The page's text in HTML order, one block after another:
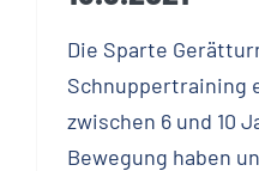
Die Sparte
Schnuppertraining
zwischen 6 und 10
Bewegung haben